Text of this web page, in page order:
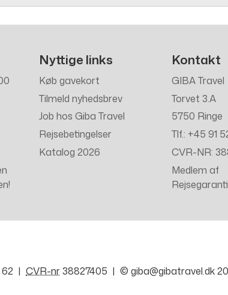
Nyttige links
Køb gavekort
Tilmeld nyhedsbrev
Job hos Giba Travel
Rejsebetingelser
Katalog 2026
Kontakt
GIBA Travel
Torvet 3.A
5750 Ringe
Tlf.: +45 91
CVR-NR:
Medlem af
CVR-nr38827405 ©giba@gibatravel.dk